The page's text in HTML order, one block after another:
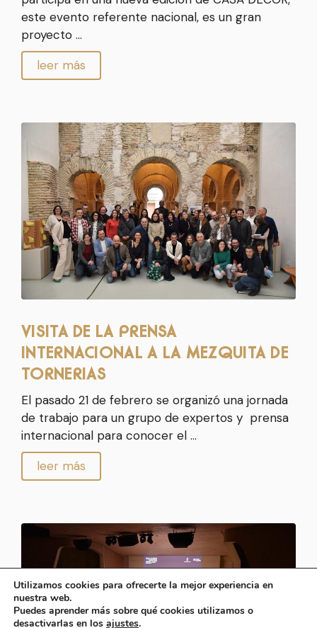
este evento referente nacional, es un gran
proyecto …
leer más
VISITA DE LA PRENSA
INTERNACIONAL A LA MEZQUITA DE
TORNERIAS
El pasado 21 de febrero se organizó una jornada
de trabajo para un grupo de expertos y prensa
internacional para conocer el …
leer más
Utilizamos cookies para ofrecerte la mejor experiencia en
nuestra web.
Puedes aprender más sobre qué cookies utilizamos o
desactivarlas en los ajustes.